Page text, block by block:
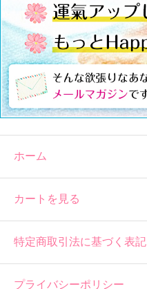
ホーム
カートを見る
特定商取引法に基づく表記
プライバシーポリシー